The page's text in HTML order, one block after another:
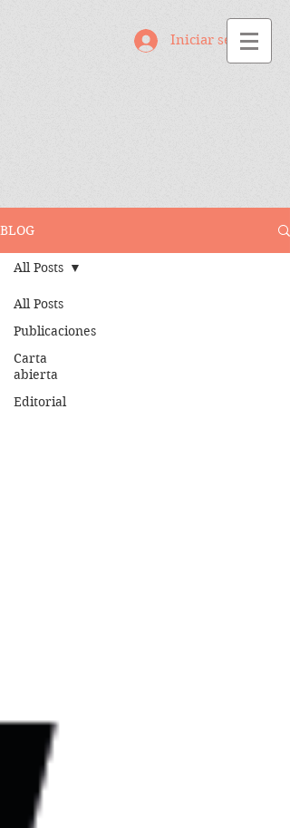
Iniciar sesión
BLOG
All Posts
Publicaciones
Carta
abierta
Editorial
All Posts